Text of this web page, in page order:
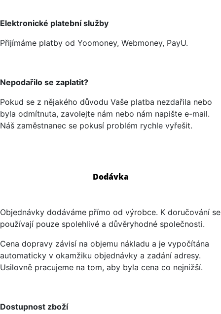
Elektronické platební služby
Přijímáme platby od Yoomoney, Webmoney, PayU.
Nepodařilo se zaplatit?
Pokud se z nějakého důvodu Vaše platba nezdařila nebo
byla odmítnuta, zavolejte nám nebo nám napište e-mail.
Náš zaměstnanec se pokusí problém rychle vyřešit.
Dodávka
Objednávky dodáváme přímo od výrobce. K doručování se
používají pouze spolehlivé a důvěryhodné společnosti.
Cena dopravy závisí na objemu nákladu a je vypočítána
automaticky v okamžiku objednávky a zadání adresy.
Usilovně pracujeme na tom, aby byla cena co nejnižší.
Dostupnost zboží